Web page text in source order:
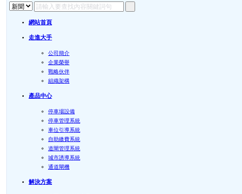
網站首頁
走進大手
公司簡介
企業榮譽
戰略伙伴
組織架構
產品中心
停車場設備
停車管理系統
車位引導系統
自助繳費系統
道閘管理系統
城市誘導系統
通道閘機
解決方案